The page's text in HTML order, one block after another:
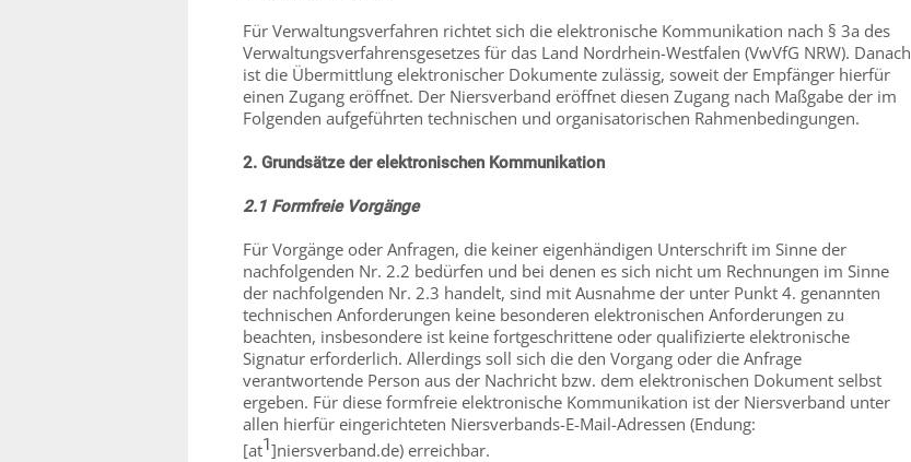
Für Verwaltungsverfahren richtet sich die elektronische Kommunikation nach § 3a des
Verwaltungsverfahrensgesetzes für das Land Nordrhein-Westfalen (VwVfG NRW). Danach
ist die Übermittlung elektronischer Dokumente zulässig, soweit der Empfänger hierfür
einen Zugang eröffnet. Der Niersverband eröffnet diesen Zugang nach Maßgabe der im
Folgenden aufgeführten technischen und organisatorischen Rahmenbedingungen.
2. Grundsätze der elektronischen Kommunikation
2.1 Formfreie Vorgänge
Für Vorgänge oder Anfragen, die keiner eigenhändigen Unterschrift im Sinne der
nachfolgenden Nr. 2.2 bedürfen und bei denen es sich nicht um Rechnungen im Sinne
der nachfolgenden Nr. 2.3 handelt, sind mit Ausnahme der unter Punkt 4. genannten
technischen Anforderungen keine besonderen elektronischen Anforderungen zu
beachten, insbesondere ist keine fortgeschrittene oder qualifizierte elektronische
Signatur erforderlich. Allerdings soll sich die den Vorgang oder die Anfrage
verantwortende Person aus der Nachricht bzw. dem elektronischen Dokument selbst
ergeben. Für diese formfreie elektronische Kommunikation ist der Niersverband unter
allen hierfür eingerichteten Niersverbands-E-Mail-Adressen (Endung:
[at1]niersverband.de) erreichbar.